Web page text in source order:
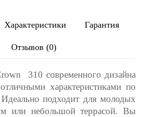
Характеристики Гарантия
Отзывов (0)
310 современного дизайна
характеристиками по
подходит для молодых
или небольшой террасой. Вы